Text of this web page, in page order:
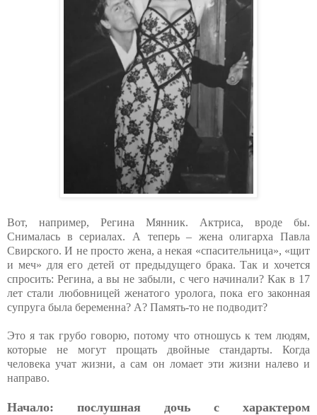
Вот, например, Регина Мянник. Актриса, вроде бы.
Снималась в сериалах. А теперь – жена олигарха Павла
Свирского. И не просто жена, а некая «спасительница», «щит
и меч» для его детей от предыдущего брака. Так и хочется
спросить: Регина, а вы не забыли, с чего начинали? Как в 17
лет стали любовницей женатого уролога, пока его законная
супруга была беременна? А? Память-то не подводит?
Это я так грубо говорю, потому что отношусь к тем людям,
которые не могут прощать двойные стандарты. Когда
человека учат жизни, а сам он ломает эти жизни налево и
направо.
Начало: послушная дочь с характером